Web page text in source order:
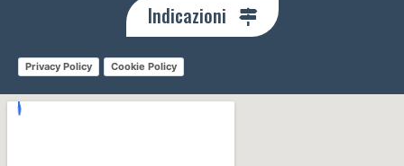
Indicazioni
Privacy Policy Cookie Policy